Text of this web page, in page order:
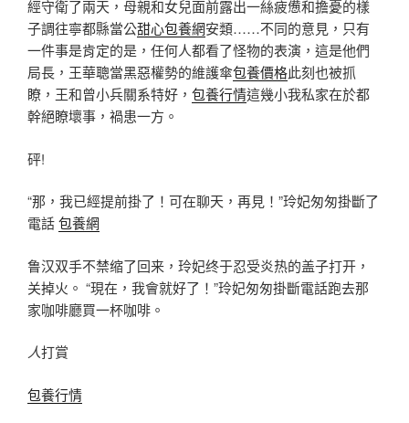
經守衛了兩天，母親和女兒面前露出一絲疲憊和擔憂的樣
子調往寧都縣當公甜心包養網安類……不同的意見，只有
一件事是肯定的是，任何人都看了怪物的表演，這是他們
局長，王華聰當黑惡權勢的維護傘包養價格此刻也被抓
瞭，王和曾小兵關系特好， 包養行情這幾小我私家在於都
幹絕瞭壞事，禍患一方。
砰!
“那，我已經提前掛了！可在聊天，再見！”玲妃匆匆掛斷了
電話包養網
鲁汉双手不禁缩了回来，玲妃终于忍受炎热的盖子打开，
关掉火。 “現在，我會就好了！”玲妃匆匆掛斷電話跑去那
家咖啡廳買一杯咖啡。
人打賞
包養行情